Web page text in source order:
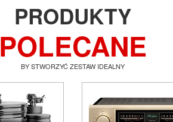
PRODUKTY
POLECANE
BY STWORZYĆ ZESTAW IDEALNY